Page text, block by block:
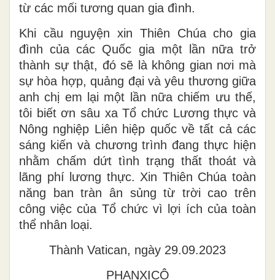
từ các mối tương quan gia đình.
Khi cầu nguyệnxin Thiên Chúa chogia
đình của các Quốc gia một lần nữa trở
thành sự thật, đósẽ là không gian nơi mà
sự hòa hợp, quảng đại và yêu thương giữa
anh chị em lại một lần nữa chiếm ưu thế,
tôi biết ơn sâu xaTổ chức Lương thực và
Nông nghiệp Liên hiệp quốcvềtất cả các
sáng kiến và chương trình đang thực hiện
nhằm chấm dứt tình trạng thất thoát và
lãng phí lương thực. Xin Thiên Chúa toàn
năng ban tràn ân sủng từ trời cao trên
công việc của Tổ chức vì lợi ích của toàn
thể nhân loại.
Thành Vatican, ngày 29.09.2023
PHANXICÔ